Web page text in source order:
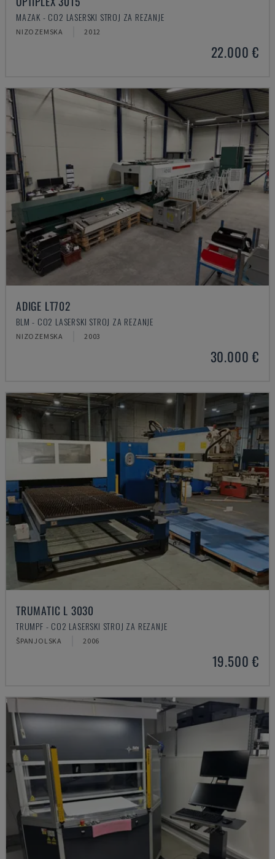
MAZAK - CO2 LASERSKI STROJ ZA REZANJE
NIZOZEMSKA 2012
22.000 €
ADIGE LT702
BLM - CO2 LASERSKI STROJ ZA REZANJE
NIZOZEMSKA 2003
30.000 €
TRUMATIC L 3030
TRUMPF - CO2 LASERSKI STROJ ZA REZANJE
ŠPANJOLSKA 2006
19.500 €